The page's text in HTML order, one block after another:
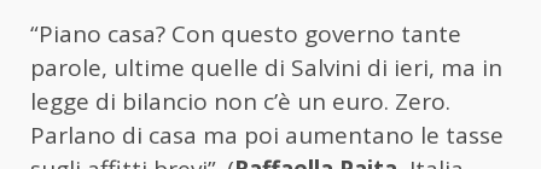
“Piano casa? Con questo governo tante
parole, ultime quelle di Salvini di ieri, ma in
legge di bilancio non c’è un euro. Zero.
Parlano di casa ma poi aumentano le tasse